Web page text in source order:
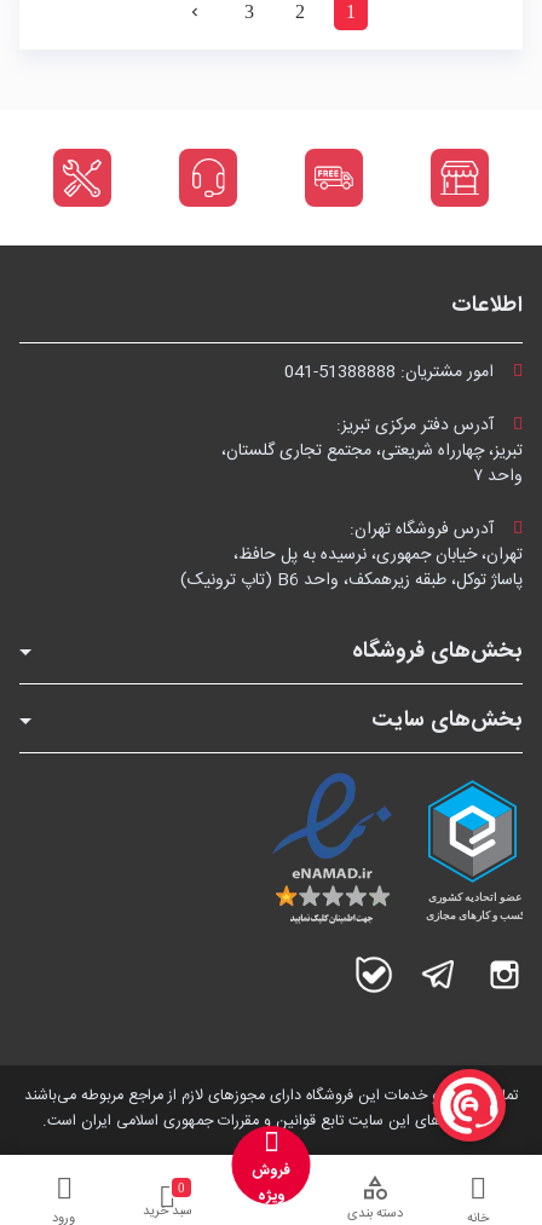
1
2
3
navigate_next
اطلاعات
امور مشتریان: 041-51388888
آدرس دفتر مرکزی تبریز:
تبریز، چهارراه شریعتی، مجتمع تجاری گلستان،
واحد ۷
آدرس فروشگاه تهران:
تهران، خیابان جمهوری، نرسیده به پل حافظ،
پاساژ توکل، طبقه زیرهمکف، واحد B6 (تاپ ترونیک)
بخش‌های فروشگاه
بخش‌های سایت
اینستاگرام تلگرام
تمامی کالاها و خدمات این فروشگاه دارای مجوز‌های لازم از مراجع مربوطه می‌باشند
و فعالیت های این سایت تابع قوانین و مقررات جمهوری اسلامی ایران است.
خانه دسته بندی
فروش
ویژه
0
سبد خرید ورود